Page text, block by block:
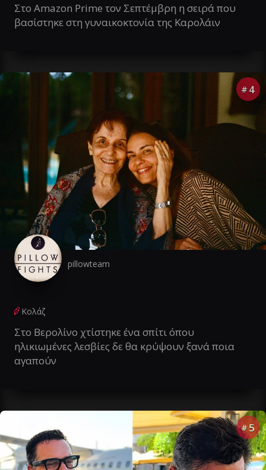
Στο Amazon Prime τον Σεπτέμβρη η σειρά που
βασίστηκε στη γυναικοκτονία της Καρολάιν
# 4
pillowteam
Κολάζ
Στο Βερολίνο χτίστηκε ένα σπίτι όπου
ηλικιωμένες λεσβίες δε θα κρύψουν ξανά ποια
αγαπούν
# 5